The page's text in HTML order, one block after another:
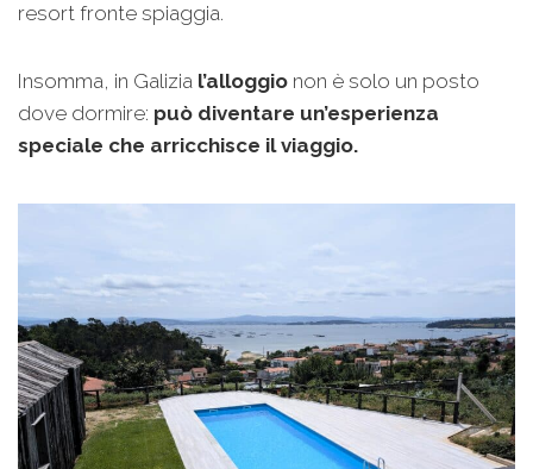
resort fronte spiaggia.
Insomma, in Galizia l’alloggio non è solo un posto
dove dormire: può diventare un’esperienza
speciale che arricchisce il viaggio.